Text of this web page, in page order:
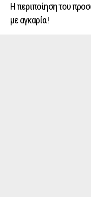
Η περιποίηση του
με αγκαρία!